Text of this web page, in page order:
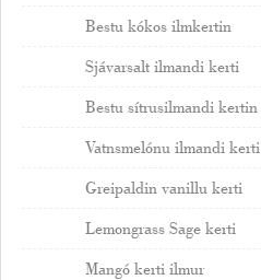
Bestu kókos ilmkertin
Sjávarsalt ilmandi kerti
Bestu sítrusilmandi kertin
Vatnsmelónu ilmandi kerti
Greipaldin vanillu kerti
Lemongrass Sage kerti
Mangó kerti ilmur